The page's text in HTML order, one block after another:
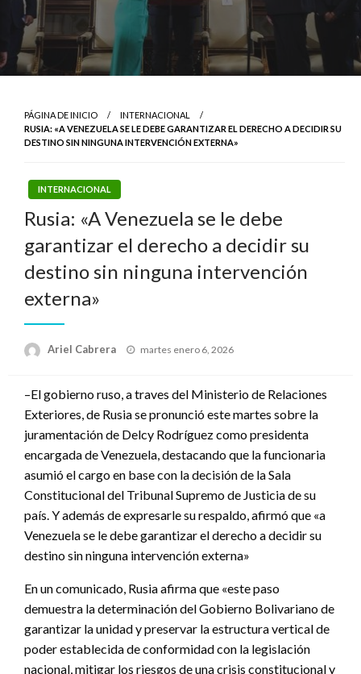
PÁGINA DE INICIO
INTERNACIONAL
RUSIA: «A VENEZUELA SE LE DEBE GARANTIZAR EL DERECHO A DECIDIR SU
DESTINO SIN NINGUNA INTERVENCIÓN EXTERNA»
INTERNACIONAL
Rusia: «A Venezuela se le debe
garantizar el derecho a decidir su
destino sin ninguna intervención
externa»
Ariel Cabrera
Publicado
martes enero 6, 2026
–El gobierno ruso, a traves del Ministerio de Relaciones
Exteriores, de Rusia se pronunció este martes sobre la
juramentación de Delcy Rodríguez como presidenta
encargada de Venezuela, destacando que la funcionaria
asumió el cargo en base con la decisión de la Sala
Constitucional del Tribunal Supremo de Justicia de su
país. Y además de expresarle su respaldo, afirmó que «a
Venezuela se le debe garantizar el derecho a decidir su
destino sin ninguna intervención externa»
En un comunicado, Rusia afirma que «este paso
demuestra la determinación del Gobierno Bolivariano de
garantizar la unidad y preservar la estructura vertical de
poder establecida de conformidad con la legislación
nacional, mitigar los riesgos de una crisis constitucional y